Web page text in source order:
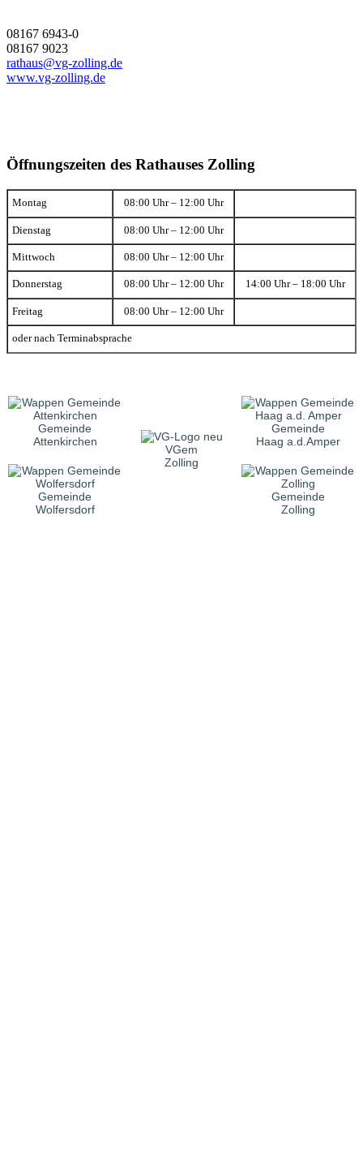
08167 6943-0
08167 9023
rathaus@vg-zolling.de
www.vg-zolling.de
Öffnungszeiten des Rathauses Zolling
Montag 08:00 Uhr – 12:00 Uhr
Dienstag 08:00 Uhr – 12:00 Uhr
Mittwoch 08:00 Uhr – 12:00 Uhr
Donnerstag 08:00 Uhr – 12:00 Uhr 14:00 Uhr – 18:00 Uhr
Freitag 08:00 Uhr – 12:00 Uhr
oder nach Terminabsprache
Gemeinde
Attenkirchen
VGem
Zolling
Gemeinde
Haag a.d.Amper
Gemeinde
Wolfersdorf
Gemeinde
Zolling